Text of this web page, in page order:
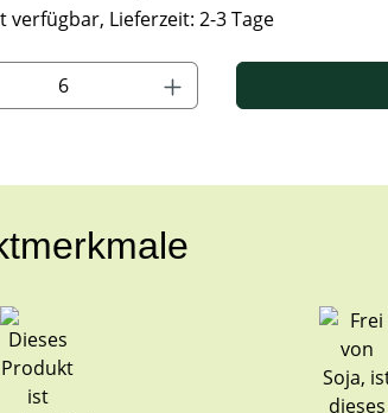
verfügbar, Lieferzeit: 2-3 Tage
Gib den gewünschten Wert ein oder